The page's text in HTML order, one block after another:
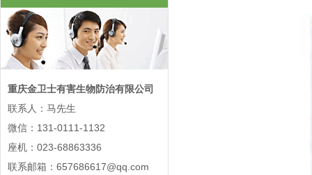
重庆金卫士有害生物防治有限公司
联系人：马先生
微信：131-0111-1132
座机：023-68863336
联系邮箱：657686617@qq.com